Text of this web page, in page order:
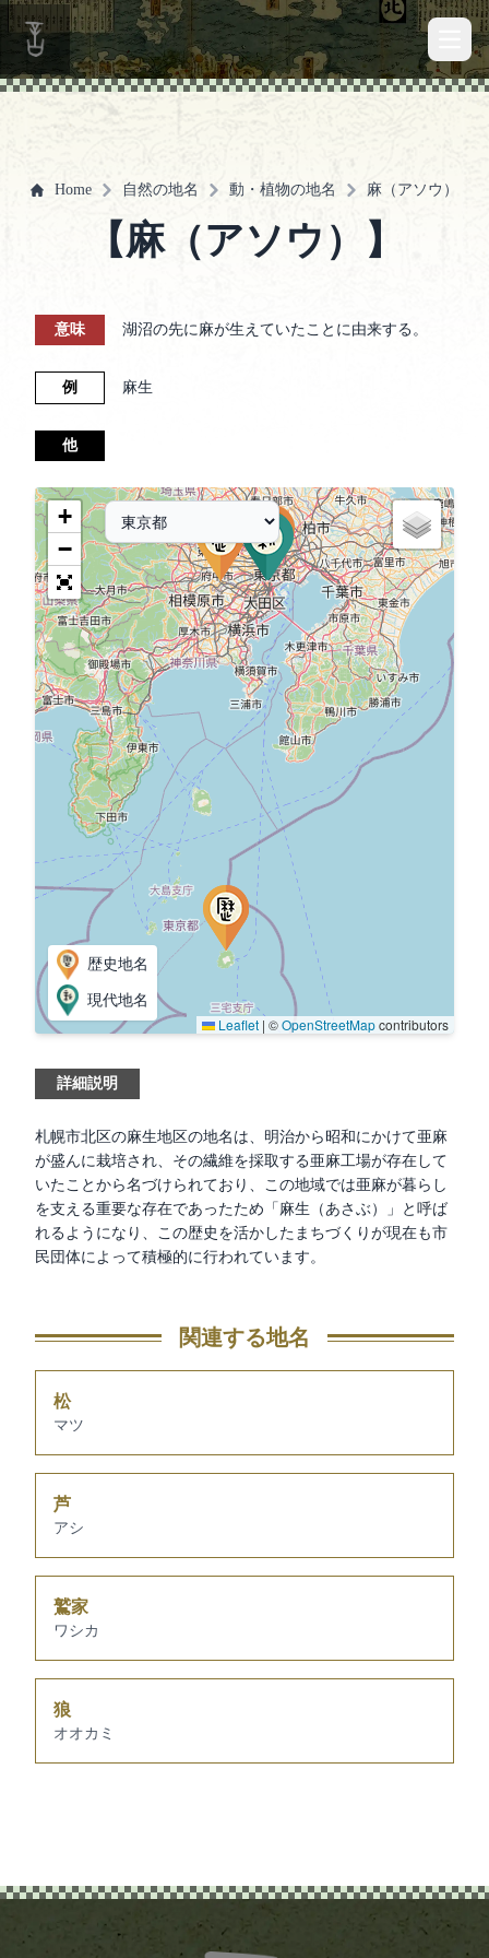
Home 自然の地名 動・植物の地名 麻（アソウ）
【麻（アソウ）】
意味 湖沼の先に麻が生えていたことに由来する。
例 麻生
他
歴史地名
現代地名
+
−
Leaflet | ©OpenStreetMapcontributors
詳細説明
札幌市北区の麻生地区の地名は、明治から昭和にかけて亜麻
が盛んに栽培され、その繊維を採取する亜麻工場が存在して
いたことから名づけられており、この地域では亜麻が暮らし
を支える重要な存在であったため「麻生（あさぶ）」と呼ば
れるようになり、この歴史を活かしたまちづくりが現在も市
民団体によって積極的に行われています。
関連する地名
松
マツ
芦
アシ
鷲家
ワシカ
狼
オオカミ